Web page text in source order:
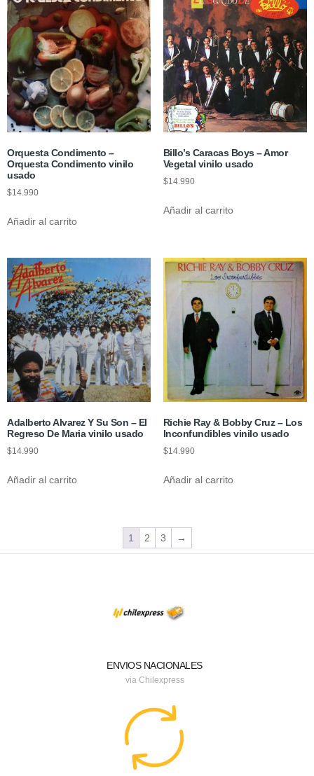
Orquesta Condimento –
Orquesta Condimento vinilo
usado
$14.990
Añadir al carrito
Billo’s Caracas Boys – Amor
Vegetal vinilo usado
$14.990
Añadir al carrito
Adalberto Alvarez Y Su Son – El
Regreso De Maria vinilo usado
$14.990
Añadir al carrito
Richie Ray & Bobby Cruz – Los
Inconfundibles vinilo usado
$14.990
Añadir al carrito
1 2 3 →
ENVIOS NACIONALES
via Chilexpress